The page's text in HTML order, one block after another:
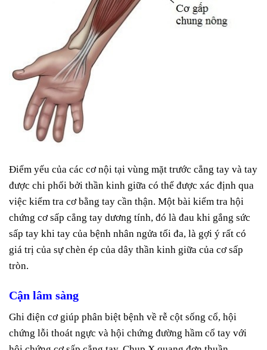
Điểm yếu của các cơ nội tại vùng mặt trước cẳng tay và tay
được chi phối bởi thần kinh giữa có thể được xác định qua
việc kiểm tra cơ bằng tay cần thận. Một bài kiểm tra hội
chứng cơ sấp cẳng tay dương tính, đó là đau khi gắng sức
sấp tay khi tay của bệnh nhân ngửa tối đa, là gợi ý rất có
giá trị của sự chèn ép của dây thần kinh giữa của cơ sấp
tròn.
Cận lâm sàng
Ghi điện cơ giúp phân biệt bệnh về rễ cột sống cổ, hội
chứng lỗi thoát ngực và hội chứng đường hầm cổ tay với